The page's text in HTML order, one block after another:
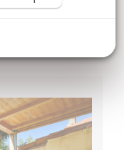
790 000 €